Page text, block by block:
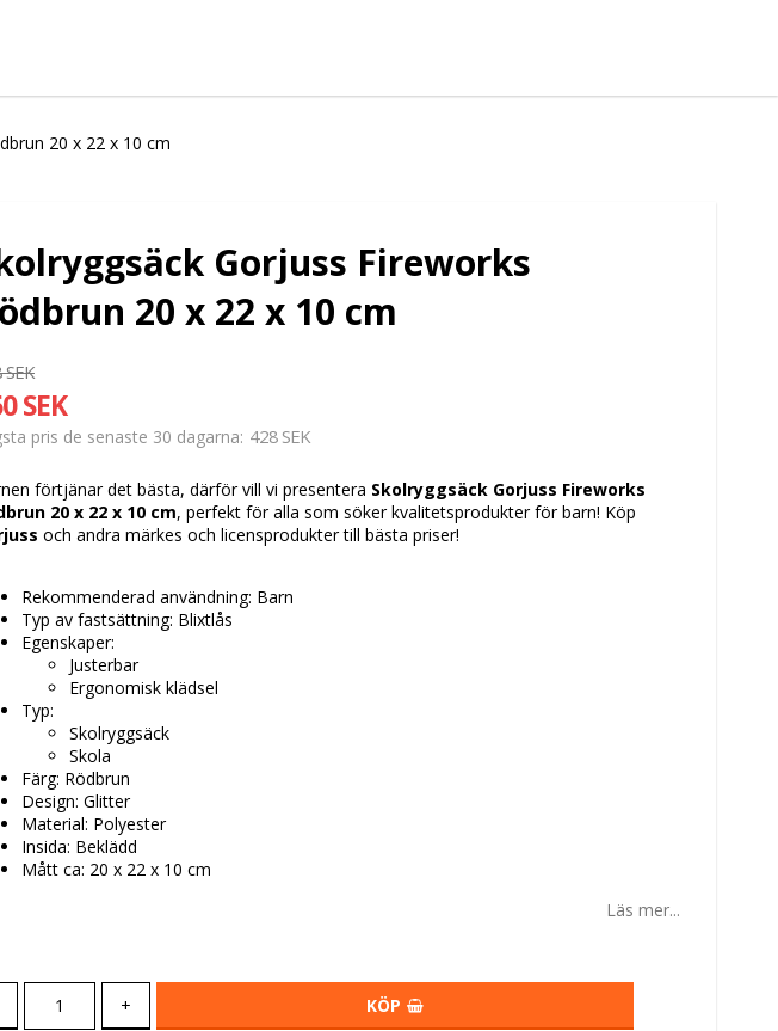
20 x 22 x 10 cm
Gorjuss Fireworks
20 x 22 x 10 cm
SEK
pris de senaste 30 dagarna 428 SEK
förtjänar det bästa, därför vill vi presentera Skolryggsäck Gorjuss Fireworks
20 x 22 x 10 cm, perfekt för alla som söker kvalitetsprodukter för barn! Köp
och andra märkes och licensprodukter till bästa priser!
Rekommenderad användning: Barn
Typ av fastsättning: Blixtlås
Egenskaper:
Justerbar
Ergonomisk klädsel
Typ:
Skolryggsäck
Skola
Färg: Rödbrun
Design: Glitter
Material: Polyester
Insida: Beklädd
Mått ca: 20 x 22 x 10 cm
Läs mer...
+ KÖP